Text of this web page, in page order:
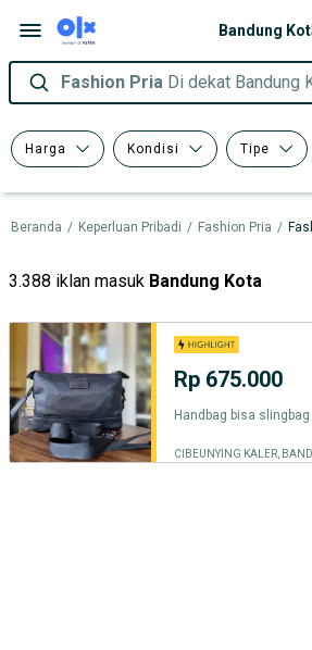
Bandung
Fashion Pria Di dekat Bandung
Harga Kondisi Tipe
Beranda / Keperluan Pribadi / Fashion Pria /
3.388 iklan masuk Bandung Kota
Rp 675.000
Handbag bisa